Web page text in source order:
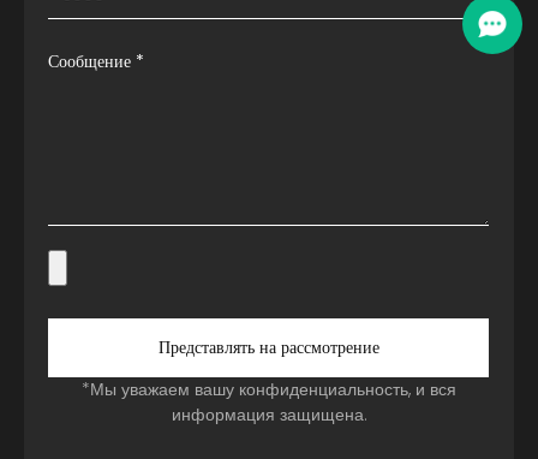
Сообщение *
Представлять на рассмотрение
*Мы уважаем вашу конфиденциальность, и вся
информация защищена.